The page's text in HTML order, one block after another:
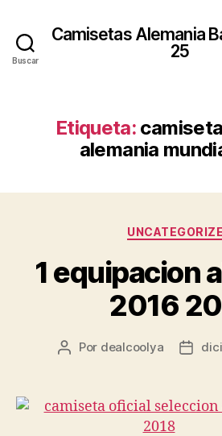
Buscar
Camisetas Alemania
25
Etiqueta:
alemania
1 equipacion
2016
Autor
entrada
Por dealcoolya
Fecha